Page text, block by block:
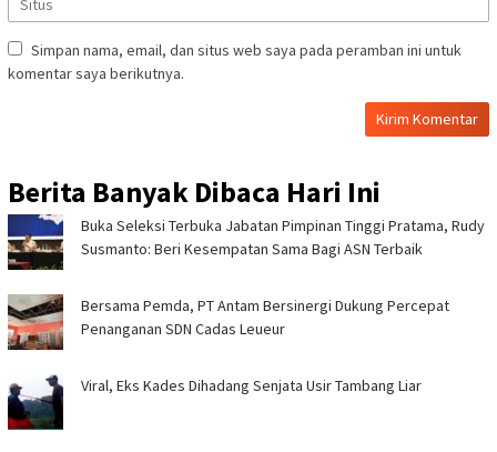
Simpan nama, email, dan situs web saya pada peramban ini untuk
komentar saya berikutnya.
Berita Banyak Dibaca Hari Ini
Buka Seleksi Terbuka Jabatan Pimpinan Tinggi Pratama, Rudy
Susmanto: Beri Kesempatan Sama Bagi ASN Terbaik ‎
Bersama Pemda, PT Antam Bersinergi Dukung Percepat
Penanganan SDN Cadas Leueur ‎
Viral, Eks Kades Dihadang Senjata Usir Tambang Liar